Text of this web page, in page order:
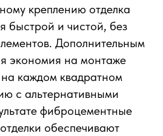
креплению отделка
быстрой и чистой, без
Дополнительным
экономия на монтаже
каждом квадратном
с альтернативными
фиброцементные
обеспечивают